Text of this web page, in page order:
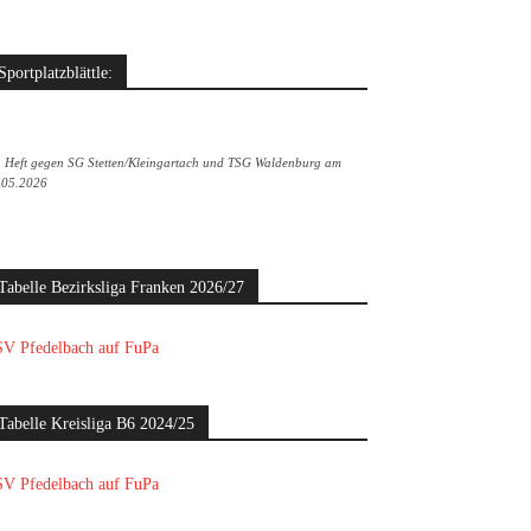
Sportplatzblättle:
Heft gegen SG Stetten/Kleingartach und TSG Waldenburg am
Bezirksliga Franken 2026/27
Pfedelbach auf FuPa
Kreisliga B6 2024/25
Pfedelbach auf FuPa